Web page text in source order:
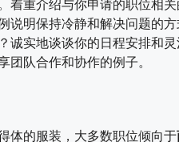
着重介绍与你申请的职位相关
说明保持冷静和解决问题的方
诚实地谈谈你的日程安排和灵
团队合作和协作的例子。
体的服装，大多数职位倾向于